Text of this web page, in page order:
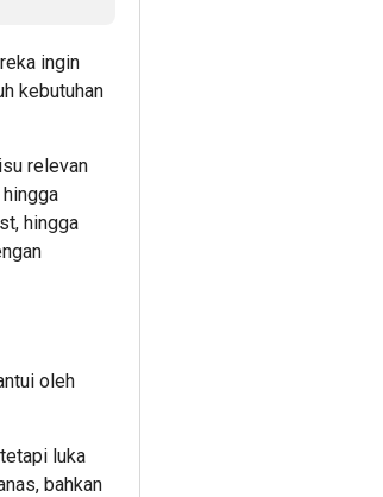
ingin
kebutuhan
relevan
hingga
oleh
luka
bahkan